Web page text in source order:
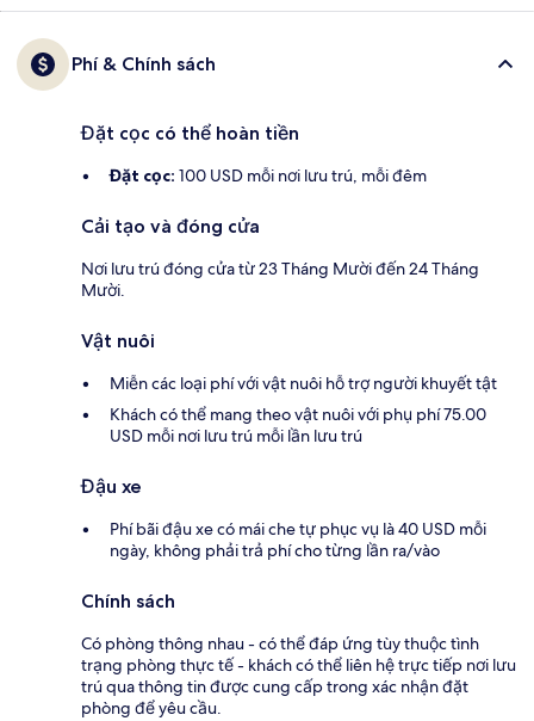
Phí & Chính sách
Đặt cọc có thể hoàn tiền
Đặt cọc: 100 USD mỗi nơi lưu trú, mỗi đêm
Cải tạo và đóng cửa
Nơi lưu trú đóng cửa từ 23 Tháng Mười đến 24 Tháng
Mười.
Vật nuôi
Miễn các loại phí với vật nuôi hỗ trợ người khuyết tật
Khách có thể mang theo vật nuôi với phụ phí 75.00
USD mỗi nơi lưu trú mỗi lần lưu trú
Đậu xe
Phí bãi đậu xe có mái che tự phục vụ là 40 USD mỗi
ngày, không phải trả phí cho từng lần ra/vào
Chính sách
Có phòng thông nhau - có thể đáp ứng tùy thuộc tình
trạng phòng thực tế - khách có thể liên hệ trực tiếp nơi lưu
trú qua thông tin được cung cấp trong xác nhận đặt
phòng để yêu cầu.